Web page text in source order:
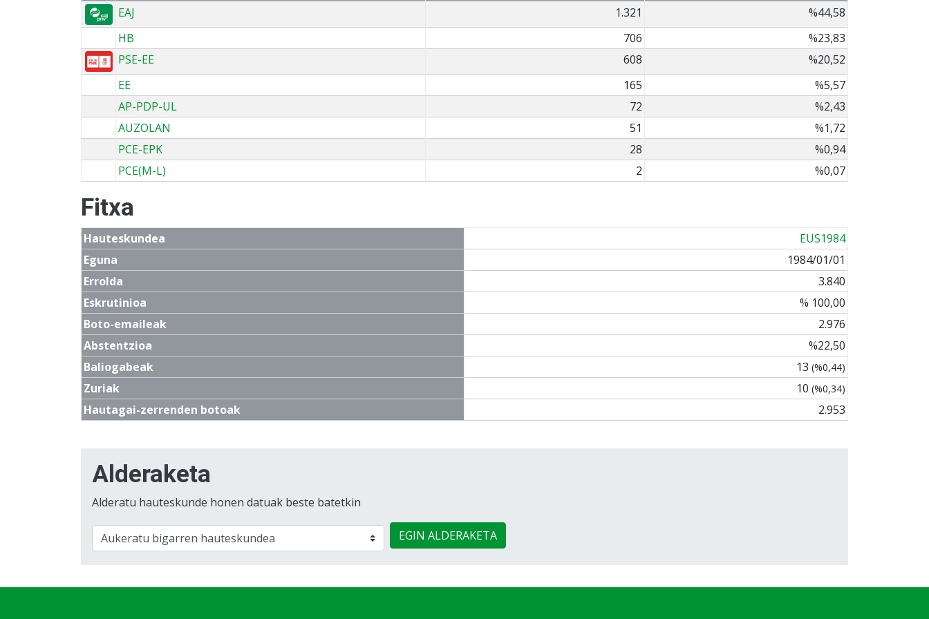
EAJ
1.321
%44,58
HB
706
%23,83
PSE-EE
608
%20,52
EE
165
%5,57
AP-PDP-UL
72
%2,43
AUZOLAN
51
%1,72
PCE-EPK
28
%0,94
PCE(M-L)
2 %0,07
Fitxa
Hauteskundea
EUS1984
Eguna
1984/01/01
Errolda
3.840
Eskrutinioa
% 100,00
Boto-emaileak
2.976
Abstentzioa
%22,50
Baliogabeak
13 (%0,44)
Zuriak 10 (%0,34)
Hautagai-zerrenden botoak 2.953
Alderaketa
Alderatu hauteskunde honen datuak beste batetkin
EGIN ALDERAKETA